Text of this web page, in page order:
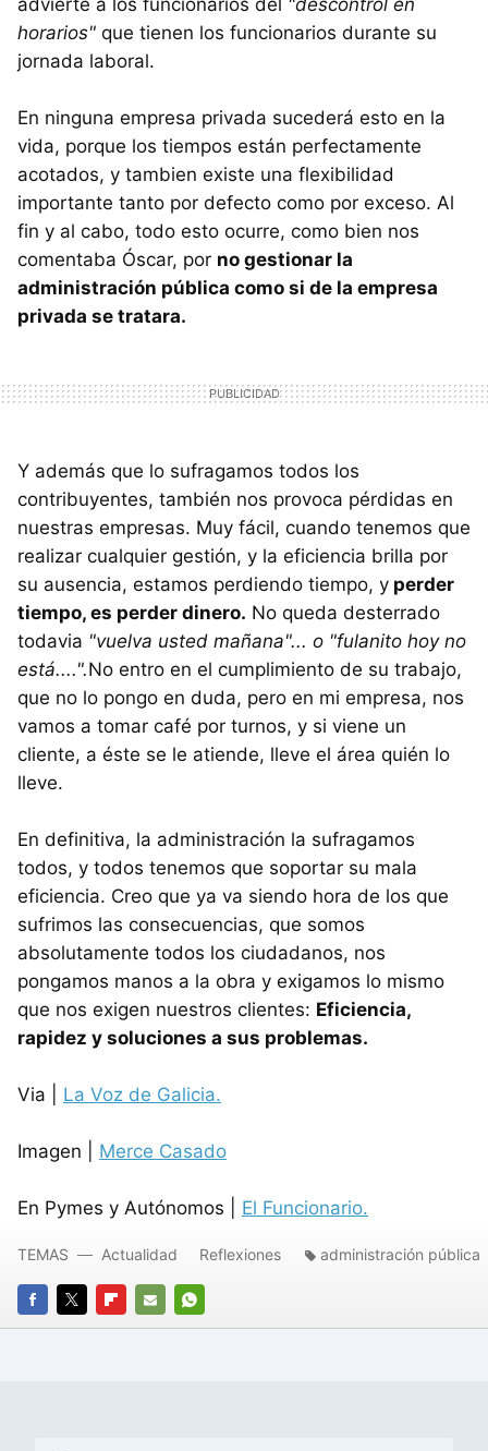
advierte a los funcionarios del "descontrol en
horarios" que tienen los funcionarios durante su
jornada laboral.
En ninguna empresa privada sucederá esto en la
vida, porque los tiempos están perfectamente
acotados, y tambien existe una flexibilidad
importante tanto por defecto como por exceso. Al
fin y al cabo, todo esto ocurre, como bien nos
comentaba Óscar, por no gestionar la
administración pública como si de la empresa
privada se tratara.
Y además que lo sufragamos todos los
contribuyentes, también nos provoca pérdidas en
nuestras empresas. Muy fácil, cuando tenemos que
realizar cualquier gestión, y la eficiencia brilla por
su ausencia, estamos perdiendo tiempo, y perder
tiempo, es perder dinero. No queda desterrado
todavia "vuelva usted mañana"... o "fulanito hoy no
está....".No entro en el cumplimiento de su trabajo,
que no lo pongo en duda, pero en mi empresa, nos
vamos a tomar café por turnos, y si viene un
cliente, a éste se le atiende, lleve el área quién lo
lleve.
En definitiva, la administración la sufragamos
todos, y todos tenemos que soportar su mala
eficiencia. Creo que ya va siendo hora de los que
sufrimos las consecuencias, que somos
absolutamente todos los ciudadanos, nos
pongamos manos a la obra y exigamos lo mismo
que nos exigen nuestros clientes: Eficiencia,
rapidez y soluciones a sus problemas.
Via | La Voz de Galicia.
Imagen | Merce Casado
En Pymes y Autónomos | El Funcionario.
FACEBOOK
TWITTERFLIPBOARD
E-
WHATSAPP
TEMAS Actualidad Reflexiones administración pública